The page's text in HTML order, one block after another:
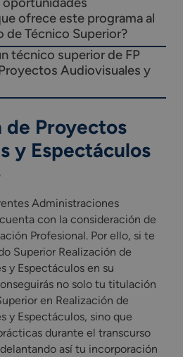
ofrece este programa al
Técnico Superior?
técnico superior de FP
Audiovisuales y
de Proyectos
y Espectáculos
Administraciones
con la consideración de
Profesional. Por ello, si te
Superior Realización de
y Espectáculos en su
no solo tu titulación
en Realización de
y Espectáculos, sino que
durante el transcurso
así tu incorporación